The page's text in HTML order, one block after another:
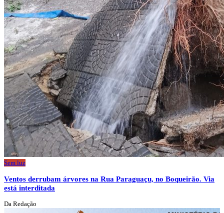
Sem luz
Ventos derrubam árvores na Rua Paraguaçu, no Boqueirão. Via
está interditada
Da Redação